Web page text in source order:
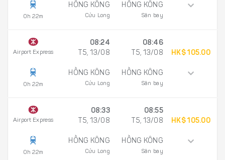
0h 22m
HỒNG KÔNG
Cửu Long
HỒNG KÔNG
Sân bay
Airport Express
0h 22m
08:24
T5, 13/08
HỒNG KÔNG
Cửu Long
08:46
T5, 13/08
HỒNG KÔNG
Sân bay
HK$ 105.00
Airport Express
0h 22m
08:33
T5, 13/08
HỒNG KÔNG
Cửu Long
08:55
T5, 13/08
HỒNG KÔNG
Sân bay
HK$ 105.00